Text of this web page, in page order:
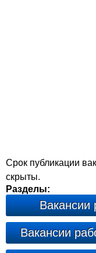
Срок публикации
скрыты.
Разделы:
Вакансии
Вакансии